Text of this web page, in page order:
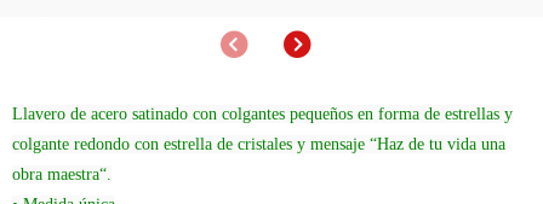
AnteriorSiguiente
Llavero de acero satinado con colgantes pequeños en forma de estrellas y
colgante redondo con estrella de cristales y mensaje “Haz de tu vida una
obra maestra“.